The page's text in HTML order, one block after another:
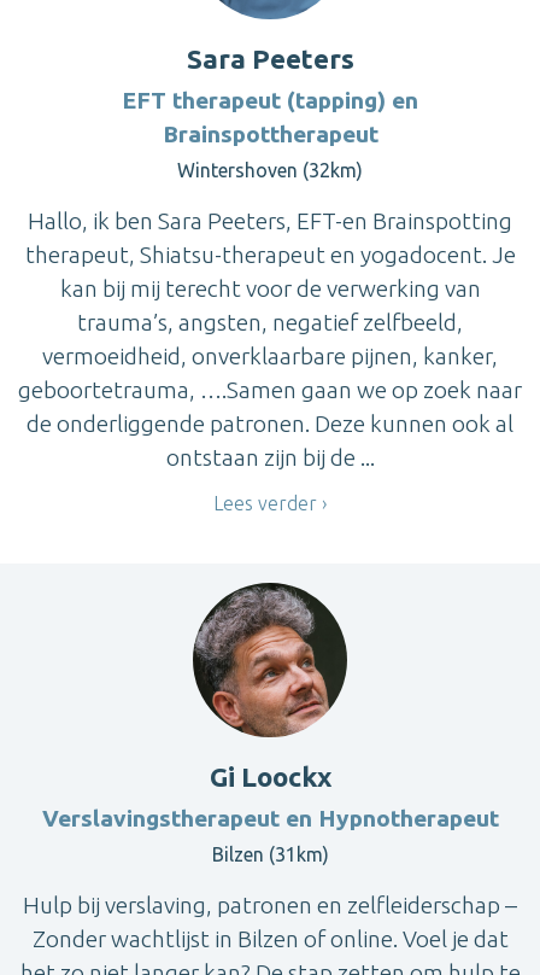
Sara Peeters
EFT therapeut (tapping) en
Brainspottherapeut
Wintershoven (32km)
Hallo, ik ben Sara Peeters, EFT-en Brainspotting
therapeut, Shiatsu-therapeut en yogadocent. Je
kan bij mij terecht voor de verwerking van
trauma’s, angsten, negatief zelfbeeld,
vermoeidheid, onverklaarbare pijnen, kanker,
geboortetrauma, ….Samen gaan we op zoek naar
de onderliggende patronen. Deze kunnen ook al
ontstaan zijn bij de ...
Lees verder
Gi Loockx
Verslavingstherapeut en Hypnotherapeut
Bilzen (31km)
Hulp bij verslaving, patronen en zelfleiderschap –
Zonder wachtlijst in Bilzen of online. Voel je dat